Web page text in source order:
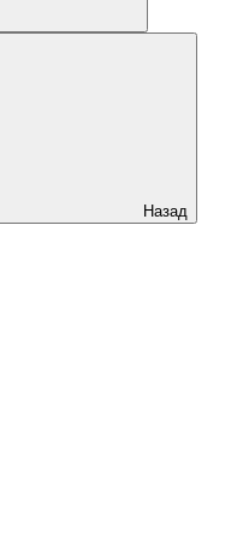
Назад